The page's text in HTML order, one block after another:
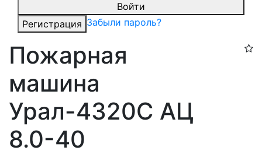
Войти
Регистрация Забыли пароль?
Пожарная
машина
Урал-4320С АЦ
8.0-40